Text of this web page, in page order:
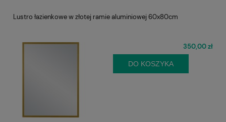
Lustro łazienkowe w złotej ramie aluminiowej 60x80cm
350,00 zł
DO KOSZYKA